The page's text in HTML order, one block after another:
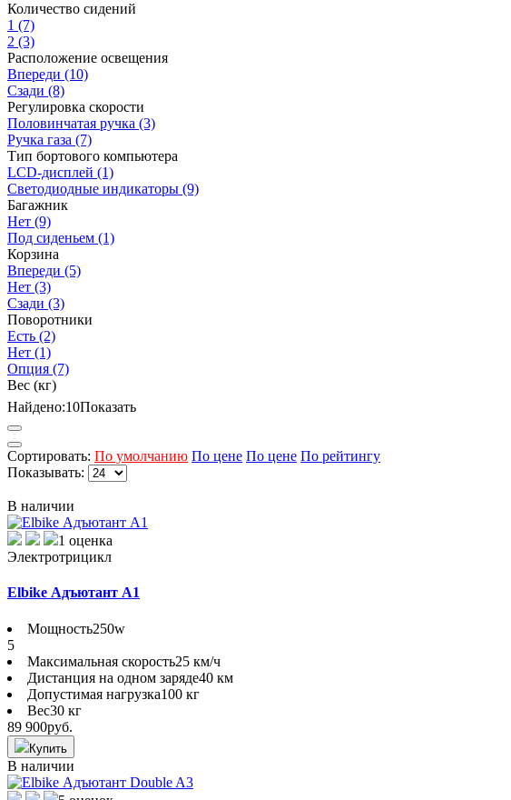
Количество сидений
1 (7)
2 (3)
Расположение освещения
Впереди (10)
Сзади (8)
Регулировка скорости
Половинчатая ручка (3)
Ручка газа (7)
Тип бортового компьютера
LCD-дисплей (1)
Светодиодные индикаторы (9)
Багажник
Нет (9)
Под сиденьем (1)
Корзина
Впереди (5)
Нет (3)
Сзади (3)
Поворотники
Есть (2)
Нет (1)
Опция (7)
Вес (кг)
Найдено:10Показать
Сортировать: По умолчанию По цене По цене По рейтингу
Показывать:
В наличии
1 оценка
Электротрицикл
Elbike Адъютант A1
Мощность250w
5
Максимальная скорость25 км/ч
Дистанция на одном заряде40 км
Допустимая нагрузка100 кг
Вес30 кг
89 900руб.
Купить
В наличии